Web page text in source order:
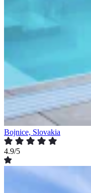
Bojnice, Slovakia
4.9/5